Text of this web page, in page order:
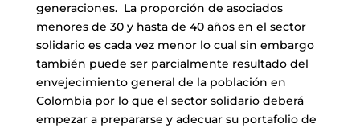
generaciones. La proporción de asociados
menores de 30 y hasta de 40 años en el sector
solidario es cada vez menor lo cual sin embargo
también puede ser parcialmente resultado del
envejecimiento general de la población en
Colombia por lo que el sector solidario deberá
empezar a prepararse y adecuar su portafolio de